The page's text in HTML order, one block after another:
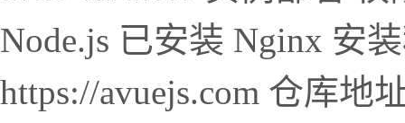
Node.js 已安装 Nginx 安
https://avuejs.com 仓库地